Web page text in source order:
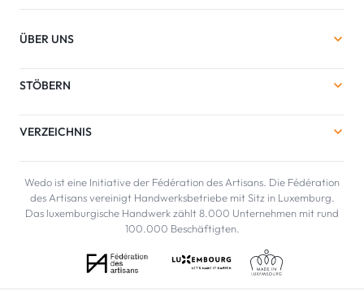
ÜBER UNS
STÖBERN
VERZEICHNIS
Wedo ist eine Initiative der Fédération des Artisans. Die Fédération
des Artisans vereinigt Handwerksbetriebe mit Sitz in Luxemburg.
Das luxemburgische Handwerk zählt 8.000 Unternehmen mit rund
100.000 Beschäftigten.